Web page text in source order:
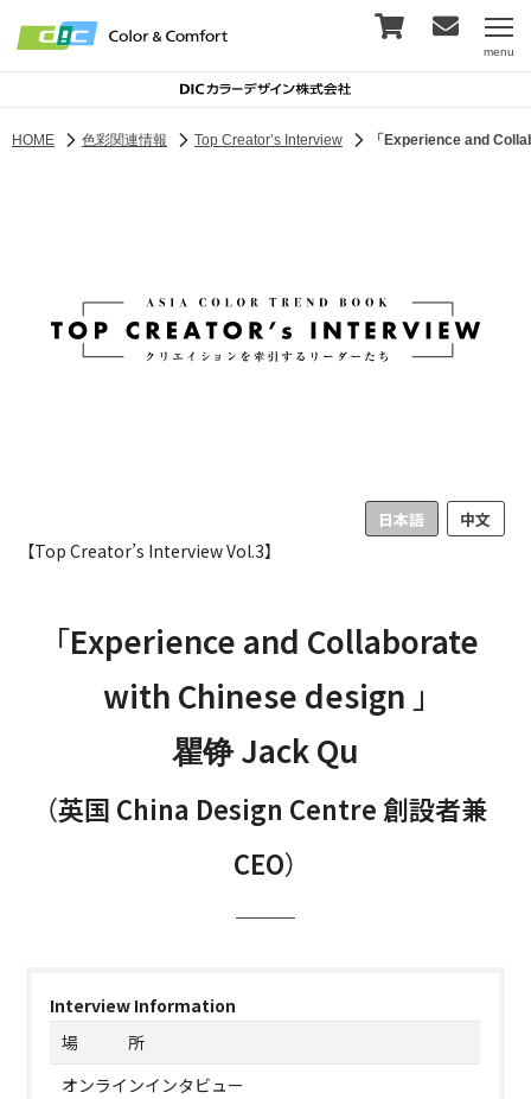
menu
HOME 色彩関連情報 Top Creator’s Interview 「Experience and
日本語 中文
【Top Creator’s Interview Vol.3】
「Experience and Collaborate
with Chinese design 」
瞿铮Jack Qu
（英国 China Design Centre 創設者兼
CEO）
Interview Information
場 所
オンラインインタビュー